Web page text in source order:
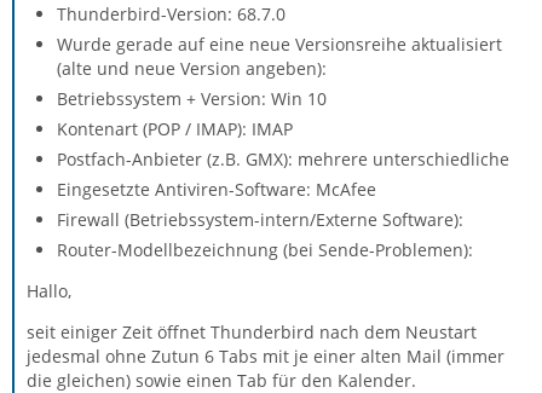
Thunderbird-Version: 68.7.0
Wurde gerade auf eine neue Versionsreihe aktualisiert
(alte und neue Version angeben):
Betriebssystem + Version: Win 10
Kontenart (POP / IMAP): IMAP
Postfach-Anbieter (z.B. GMX): mehrere unterschiedliche
Eingesetzte Antiviren-Software: McAfee
Firewall (Betriebssystem-intern/Externe Software):
Router-Modellbezeichnung (bei Sende-Problemen):
Hallo,
seit einiger Zeit öffnet Thunderbird nach dem Neustart
jedesmal ohne Zutun 6 Tabs mit je einer alten Mail (immer
die gleichen) sowie einen Tab für den Kalender.